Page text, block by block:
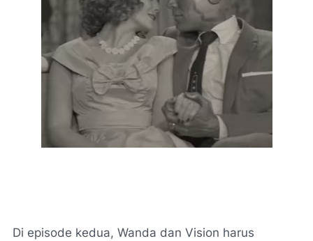
Di episode kedua, Wanda dan Vision harus